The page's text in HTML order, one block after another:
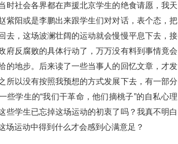
时社会各界都在声援北京学生的绝食请愿，我天
紫阳或是李鹏出来跟学生们对对话，表个态，把
去，这场波澜壮阔的运动就会慢慢平息下去，接
府反腐败的具体行动了，万万没有料到事情竟会
的地步。后来读了一些当事人的回忆文章，才发
所以没有按照我预想的方式发展下去，有一部分
些学生的“我们干革命，他们摘桃子”的自私心理
些学生已忘掉这场运动的初衷了吗？我真不明白
场运动中得到什么才会感到心满意足？